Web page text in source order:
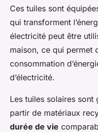
Ces tuiles sont
qui transforment
électricité peut être
maison, ce qui permet
consommation
d’électricité.
Les tuiles solaires sont
partir de matériaux
durée de vie